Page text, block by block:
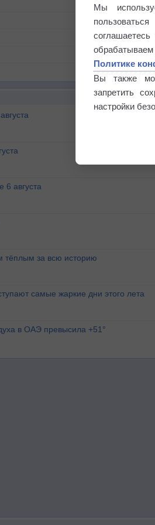
6 августа
тёплым за всю историю
самые жаркие дни этого лета
в ОАЭ превысила +51°
Мы
Политике
Вы также
запретить
настройки